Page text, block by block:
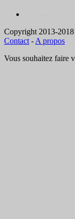
Copyright 2013-
Contact - A propos
Vous souhaitez faire